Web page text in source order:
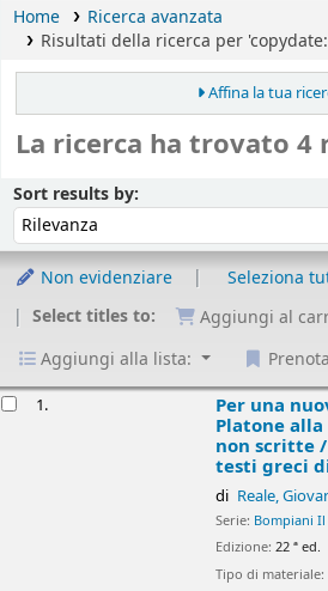
Home
Ricerca avanzata
Risultati della ricerca per
Affina la tua
La ricerca ha trovato
Sort results by:
Non evidenziare Seleziona
Select titles to:
Aggiungi al
Aggiungi alla lista:
Prenota
1. Per una
Platone
non scritte /
testi greci
di Reale,
Serie: Bompiani
Edizione:22 ª ed.
Tipo di materiale: